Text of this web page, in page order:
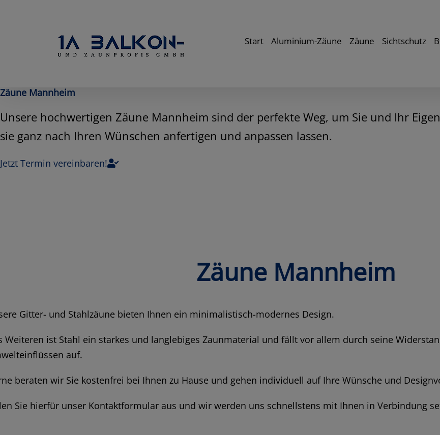
Start Aluminium-Zäune Zäune Sichtschutz
Zäune Mannheim
Unsere hochwertigen Zäune Mannheim sind der perfekte Weg, um Sie und Ihr
sie ganz nach Ihren Wünschen anfertigen und anpassen lassen.
Jetzt Termin vereinbaren!
Zäune Mannheim
Gitter- und Stahlzäune bieten Ihnen ein minimalistisch-modernes Design.
Weiteren ist Stahl ein starkes und langlebiges Zaunmaterial und fällt vor allem durch seine
auf.
beraten wir Sie kostenfrei bei Ihnen zu Hause und gehen individuell auf Ihre Wünsche und
Sie hierfür unser Kontaktformular aus und wir werden uns schnellstens mit Ihnen in Verbindung